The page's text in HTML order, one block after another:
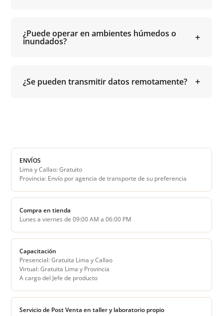
¿Puede operar en ambientes húmedos o
inundados?
¿Se pueden transmitir datos remotamente?
ENVÍOS
Lima y Callao: Gratuito
Provincia: Envío por agencia de transporte de su preferencia
Compra en tienda
Lunes a viernes de 09:00 AM a 06:00 PM
Capacitación
Presencial: Gratuita Lima y Callao
Virtual: Gratuita Lima y Provincia
A cargo del Jefe de producto
Servicio de Post Venta en taller y laboratorio propio